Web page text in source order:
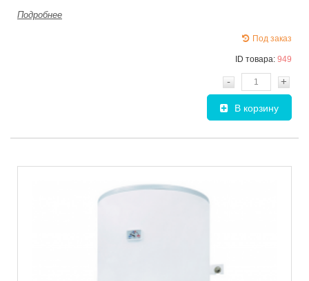
Подробнее
Под заказ
ID товара: 949
- +
В корзину